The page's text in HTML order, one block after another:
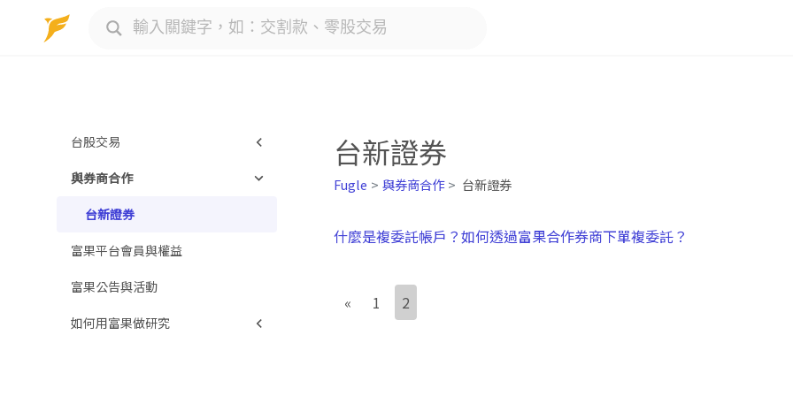
台股交易
股東須知
進階交易商品
交易規則說明
台股名詞大全
當沖與融資融券
與券商合作
台新證券
富果平台會員與權益
富果公告與活動
如何用富果做研究
台新證券
Fugle 與券商合作 台新證券
什麼是複委託帳戶？如何透過富果合作券商下單複委託？
« 1 2